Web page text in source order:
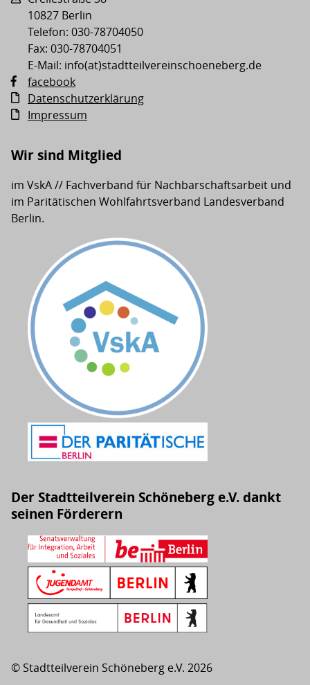
10827 Berlin
Telefon: 030-78704050
Fax: 030-78704051
E-Mail: info(at)stadtteilvereinschoeneberg.de
facebook
Datenschutzerklärung
Impressum
Wir sind Mitglied
im VskA // Fachverband für Nachbarschaftsarbeit und
im Paritätischen Wohlfahrtsverband Landesverband
Berlin.
Der Stadtteilverein Schöneberg e.V. dankt
seinen Förderern
© Stadtteilverein Schöneberg e.V. 2026